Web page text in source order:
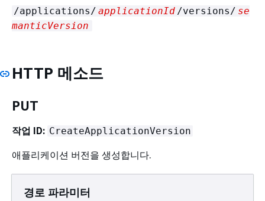
/applications/ applicationId /versions/ se
manticVersion
HTTP 메소드
PUT
작업 ID: CreateApplicationVersion
애플리케이션 버전을 생성합니다.
경로 파라미터